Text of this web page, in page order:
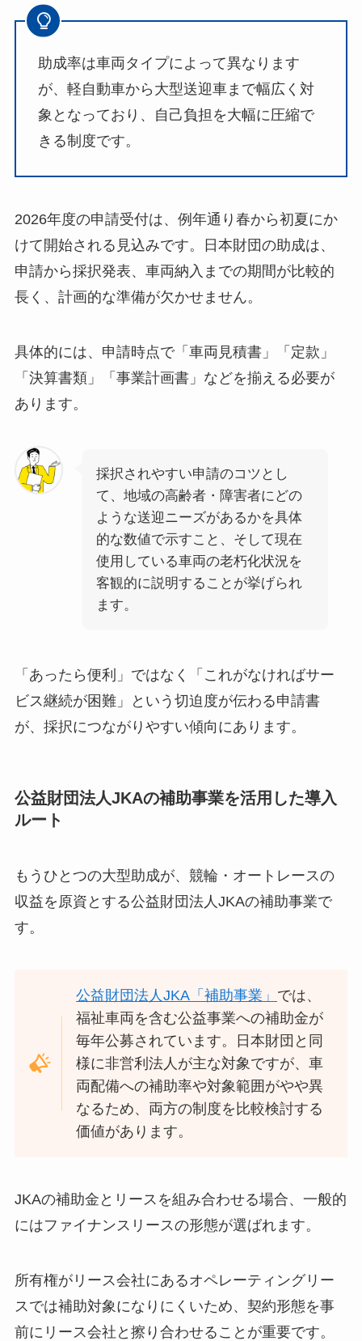
助成率は車両タイプによって異なります
が、軽自動車から大型送迎車まで幅広く対
象となっており、自己負担を大幅に圧縮で
きる制度です。
2026年度の申請受付は、例年通り春から初夏にか
けて開始される見込みです。日本財団の助成は、
申請から採択発表、車両納入までの期間が比較的
長く、計画的な準備が欠かせません。
具体的には、申請時点で「車両見積書」「定款」
「決算書類」「事業計画書」などを揃える必要が
あります。
採択されやすい申請のコツとし
て、地域の高齢者・障害者にどの
ような送迎ニーズがあるかを具体
的な数値で示すこと、そして現在
使用している車両の老朽化状況を
客観的に説明することが挙げられ
ます。
「あったら便利」ではなく「これがなければサー
ビス継続が困難」という切迫度が伝わる申請書
が、採択につながりやすい傾向にあります。
公益財団法人JKAの補助事業を活用した導入
ルート
もうひとつの大型助成が、競輪・オートレースの
収益を原資とする公益財団法人JKAの補助事業で
す。
公益財団法人JKA「補助事業」 では、
福祉車両を含む公益事業への補助金が
毎年公募されています。日本財団と同
様に非営利法人が主な対象ですが、車
両配備への補助率や対象範囲がやや異
なるため、両方の制度を比較検討する
価値があります。
JKAの補助金とリースを組み合わせる場合、一般的
にはファイナンスリースの形態が選ばれます。
所有権がリース会社にあるオペレーティングリー
スでは補助対象になりにくいため、契約形態を事
前にリース会社と擦り合わせることが重要です。